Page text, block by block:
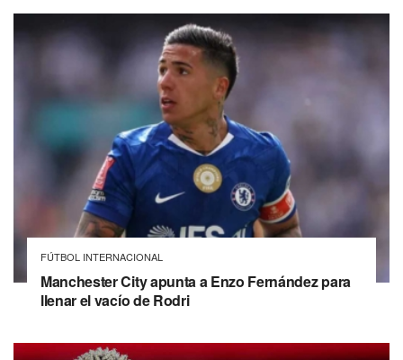
FÚTBOL INTERNACIONAL
Manchester City apunta a Enzo Fernández para
llenar el vacío de Rodri